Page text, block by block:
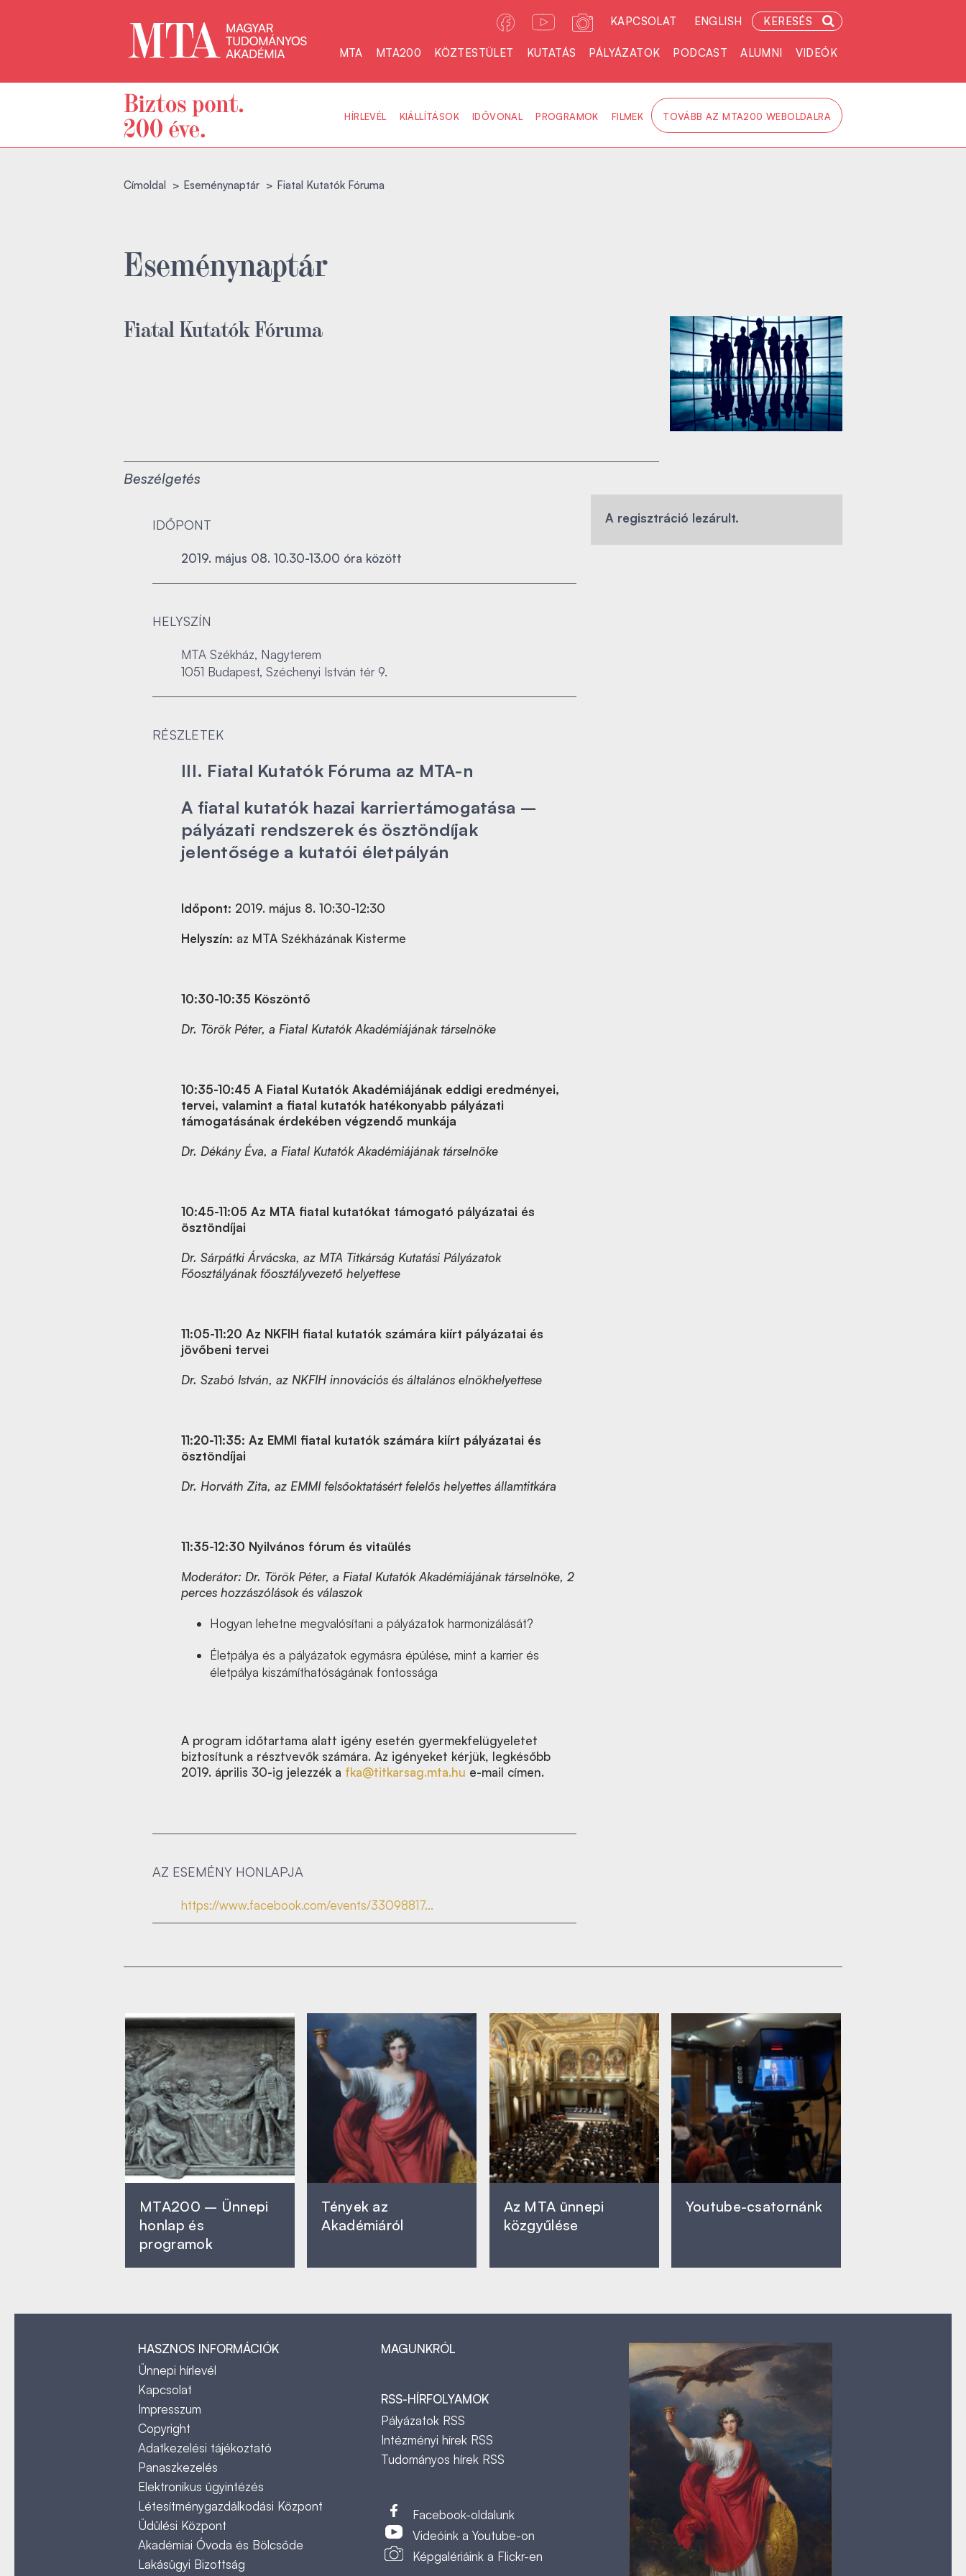
KAPCSOLAT ENGLISH KERESÉS
MTA MTA200 KÖZTESTÜLET KUTATÁS PÁLYÁZATOK PODCAST ALUMNI VIDEÓK
HÍRLEVÉL KIÁLLÍTÁSOK IDŐVONAL PROGRAMOK FILMEK TOVÁBB AZ MTA200 WEBOLDALRA
Címoldal Eseménynaptár Fiatal Kutatók Fóruma
Eseménynaptár
Fiatal Kutatók Fóruma
Beszélgetés
A regisztráció lezárult.
IDŐPONT
2019. május 08. 10.30-13.00 óra között
HELYSZÍN
MTA Székház, Nagyterem
1051 Budapest, Széchenyi István tér 9.
RÉSZLETEK
III. Fiatal Kutatók Fóruma az MTA-n
A fiatal kutatók hazai karriertámogatása –
pályázati rendszerek és ösztöndíjak
jelentősége a kutatói életpályán
Időpont: 2019. május 8. 10:30-12:30
Helyszín: az MTA Székházának Kisterme
10:30-10:35 Köszöntő
Dr. Török Péter, a Fiatal Kutatók Akadémiájának társelnöke
10:35-10:45 A Fiatal Kutatók Akadémiájának eddigi eredményei,
tervei, valamint a fiatal kutatók hatékonyabb pályázati
támogatásának érdekében végzendő munkája
Dr. Dékány Éva, a Fiatal Kutatók Akadémiájának társelnöke
10:45-11:05 Az MTA fiatal kutatókat támogató pályázatai és
ösztöndíjai
Dr. Sárpátki Árvácska, az MTA Titkárság Kutatási Pályázatok
Főosztályánakfőosztályvezető helyettese
11:05-11:20 Az NKFIH fiatal kutatók számára kiírt pályázatai és
jövőbeni tervei
Dr. Szabó István, az NKFIH innovációs és általános elnökhelyettese
11:20-11:35: Az EMMI fiatal kutatók számára kiírt pályázatai és
ösztöndíjai
Dr. Horváth Zita, az EMMI felsőoktatásért felelős helyettes államtitkára
11:35-12:30 Nyilvános fórum és vitaülés
Moderátor: Dr. Török Péter, a Fiatal Kutatók Akadémiájának társelnöke, 2
perces hozzászólások és válaszok
Hogyan lehetne megvalósítani a pályázatok harmonizálását?
Életpálya és a pályázatok egymásra épülése, mint a karrier és
életpálya kiszámíthatóságának fontossága
A program időtartama alatt igény esetén gyermekfelügyeletet
biztosítunk a résztvevők számára. Az igényeket kérjük, legkésőbb
2019. április 30-ig jelezzék a fka@titkarsag.mta.hu e-mail címen.
AZ ESEMÉNY HONLAPJA
https://www.facebook.com/events/33098817...
MTA200 – Ünnepi
honlap és
programok
Tények az
Akadémiáról
Az MTA ünnepi
közgyűlése
Youtube-csatornánk
HASZNOS INFORMÁCIÓK
Ünnepi hírlevél
Kapcsolat
Impresszum
Copyright
Adatkezelési tájékoztató
Panaszkezelés
Elektronikus ügyintézés
Létesítménygazdálkodási Központ
Üdülési Központ
Akadémiai Óvoda és Bölcsőde
Lakásügyi Bizottság
MAGUNKRÓL
RSS-HÍRFOLYAMOK
Pályázatok RSS
Intézményi hírek RSS
Tudományos hírek RSS
Facebook-oldalunk
Videóink a Youtube-on
Képgalériáink a Flickr-en